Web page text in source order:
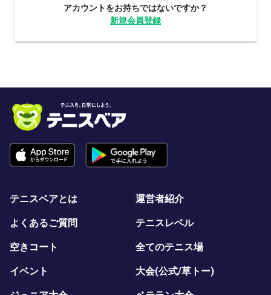
アカウントをお持ちではないですか？
新規会員登録
テニスベアとは 運営者紹介
よくあるご質問 テニスレベル
空きコート 全てのテニス場
イベント 大会(公式/草トー)